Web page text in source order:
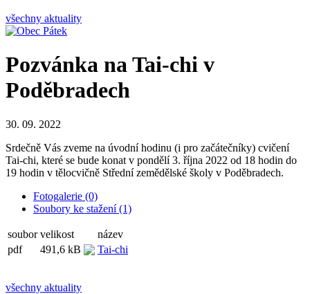
všechny aktuality
Pozvánka na Tai-chi v
Poděbradech
30. 09. 2022
Srdečně Vás zveme na úvodní hodinu (i pro začátečníky) cvičení
Tai-chi, které se bude konat v pondělí 3. října 2022 od 18 hodin do
19 hodin v tělocvičně Střední zemědělské školy v Poděbradech.
Fotogalerie (0)
Soubory ke stažení (1)
soubor velikost
název
pdf
491,6 kB Tai-chi
všechny aktuality